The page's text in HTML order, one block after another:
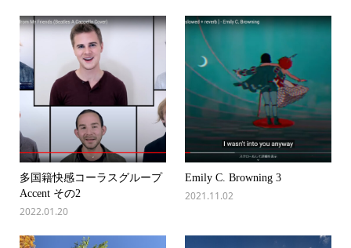
多国籍快感コーラスグループ
Accent その2
2022.01.20
Emily C. Browning 3
2021.11.02